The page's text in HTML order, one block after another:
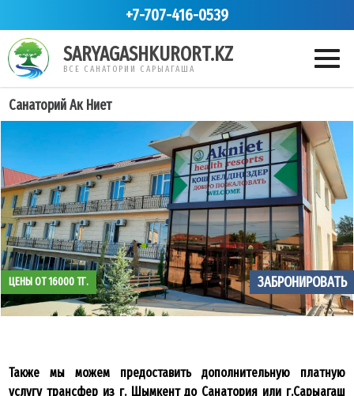
+7-707-416-0539
SARYAGASHKURORT.KZ
ВСЕ САНАТОРИИ САРЫАГАША
Санаторий Ак Ниет
ЦЕНЫ ОТ 16000 ТГ. ЗАБРОНИРОВАТЬ
Также мы можем предоставить дополнительную платную
услугу трансфер из г. Шымкент до Санатория или г.Сарыагаш